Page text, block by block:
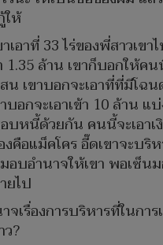
ให้
เอาที่ 33 ไร่ของพี่สาวเขา
1.35 ล้าน เขาก็บอกให้ค
น เขาบอกจะเอาที่ที่มีโฉน
บอกจะเอาเข้า 10 ล้าน แ
บหนี้ด้วยกัน คนนี้จะเอาเ
คือแม็คโคร อี๊ดเขาจะบริ
อบอำนาจให้เขา พอเซ็น
ยไป
เรื่องการบริหารที่ในการ
?